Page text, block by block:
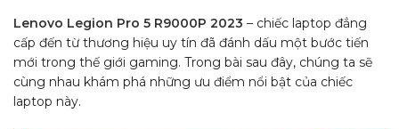
Lenovo Legion Pro 5 R9000P 2023 – chiếc laptop đẳng
cấp đến từ thương hiệu uy tín đã đánh dấu một bước tiến
mới trong thế giới gaming. Trong bài sau đây, chúng ta sẽ
cùng nhau khám phá những ưu điểm nổi bật của chiếc
laptop này.